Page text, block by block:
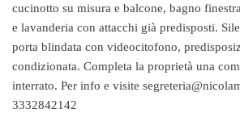
cucinotto su misura e balcone, bagno
e lavanderia con attacchi già predisposti.
porta blindata con videocitofono,
condizionata. Completa la proprietà una
interrato. Per info e visite
3332842142